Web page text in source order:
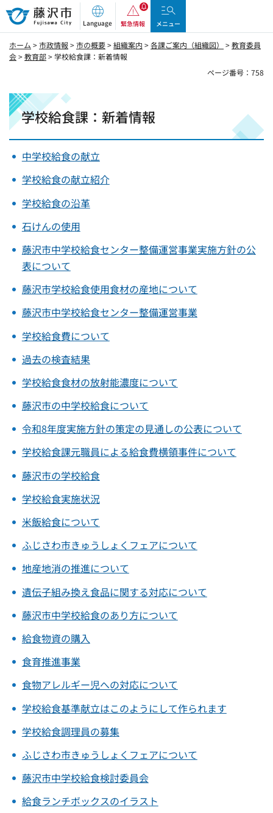
藤沢市
Language 緊急情報 メニュー
ホーム >市政情報 >市の概要>組織案内 >各課ご案内（組織図） >教育委員
会>教育部> 学校給食課：新着情報
ページ番号：758
学校給食課：新着情報
中学校給食の献立
学校給食の献立紹介
学校給食の沿革
石けんの使用
藤沢市中学校給食センター整備運営事業実施方針の公
表について
藤沢市学校給食使用食材の産地について
藤沢市中学校給食センター整備運営事業
学校給食費について
過去の検査結果
学校給食食材の放射能濃度について
藤沢市の中学校給食について
令和8年度実施方針の策定の見通しの公表について
学校給食課元職員による給食費横領事件について
藤沢市の学校給食
学校給食実施状況
米飯給食について
ふじさわ市きゅうしょくフェアについて
地産地消の推進について
遺伝子組み換え食品に関する対応について
藤沢市中学校給食のあり方について
給食物資の購入
食育推進事業
食物アレルギー児への対応について
学校給食基準献立はこのようにして作られます
学校給食調理員の募集
ふじさわ市きゅうしょくフェアについて
藤沢市中学校給食検討委員会
給食ランチボックスのイラスト